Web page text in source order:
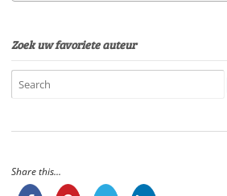
Zoek uw favoriete auteur
Share this...